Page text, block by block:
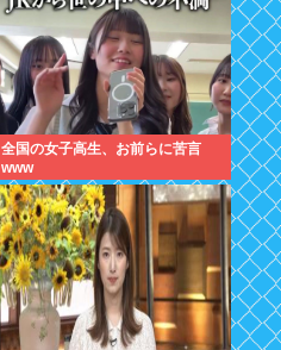
全国の女子高生、お前らに苦言
www